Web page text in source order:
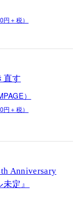
＋税）
直す
）
＋税）
Anniversary
定』